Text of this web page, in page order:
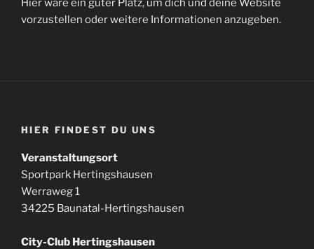
vorzustellen oder weitere Informationen anzugeben.
HIER FINDEST DU UNS
Veranstaltungsort
Sportpark Hertingshausen
Werraweg 1
34225 Baunatal-Hertingshausen
City-Club Hertingshausen